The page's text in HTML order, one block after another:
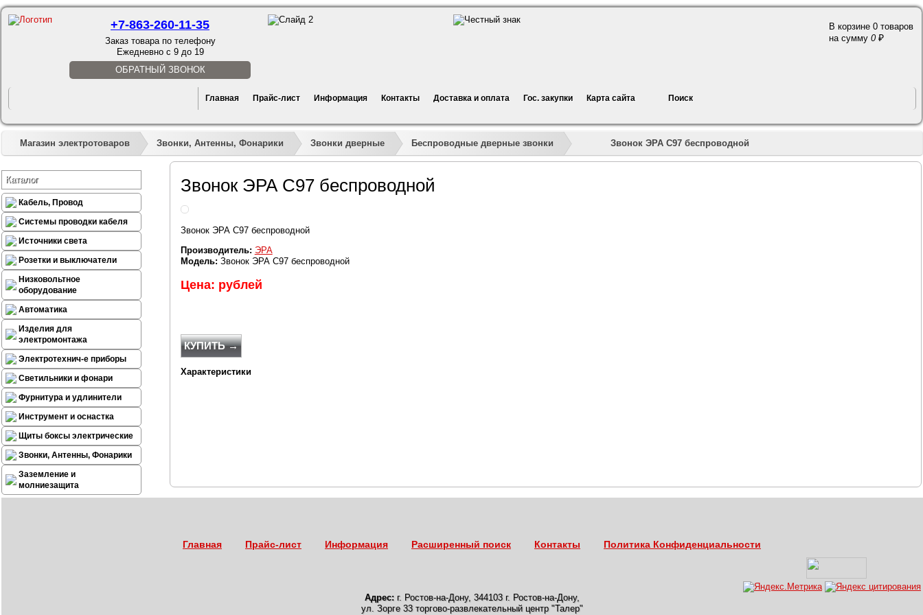
+7-863-260-11-35
Заказ товара по телефону
Ежедневно с 9 до 19
ОБРАТНЫЙ ЗВОНОК
В корзине 0 товаров
на сумму 0
Главная Прайс-лист Информация Контакты Доставка и оплата Гос. закупки Карта сайта Поиск
Магазин электротоваров »
Звонки, Антенны, Фонарики »
Звонки дверные Беспроводные дверные звонки Звонок ЭРА C97 беспроводной
Каталог
Кабель, Провод
Системы проводки кабеля
Источники света
Розетки и выключатели
Низковольтное
оборудование
Автоматика
Изделия для
электромонтажа
Электротехнич-е приборы
Светильники и фонари
Фурнитура и удлинители
Инструмент и оснастка
Щиты боксы электрические
Звонки, Антенны, Фонарики
Заземление и
молниезащита
Звонок ЭРА C97 беспроводной
Звонок ЭРА C97 беспроводной
Производитель: ЭРА
Модель: Звонок ЭРА C97 беспроводной
Цена: рублей
КУПИТЬ →
Характеристики
Главная Прайс-лист Информация Расширенный поиск Контакты Политика Конфиденциальности
Адрес: г. Ростов-на-Дону, 344103 г. Ростов-на-Дону,
ул. Зорге 33 торгово-развлекательный центр "Талер"